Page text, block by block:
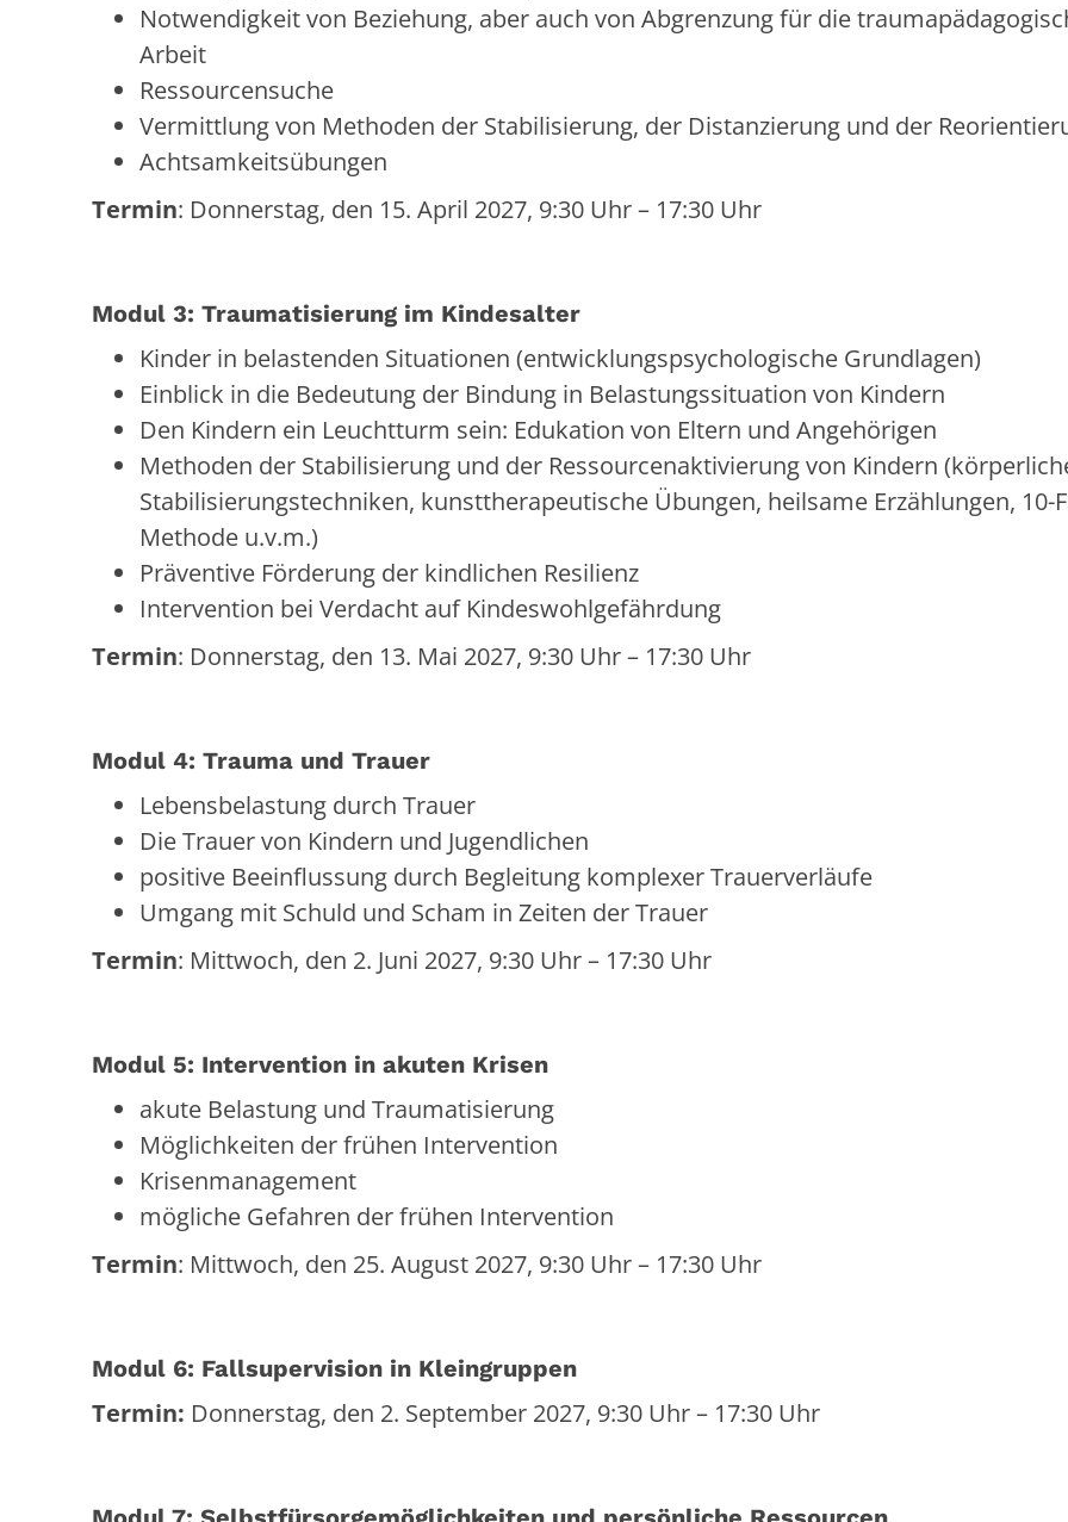
Notwendigkeit von Beziehung, aber auch von Abgrenzung für die
Arbeit
Ressourcensuche
Vermittlung von Methoden der Stabilisierung, der Distanzierung und der
Achtsamkeitsübungen
Termin: Donnerstag, den 15. April 2027, 9:30 Uhr – 17:30 Uhr
Modul 3: Traumatisierung im Kindesalter
Kinder in belastenden Situationen (entwicklungspsychologische Grundlagen)
Einblick in die Bedeutung der Bindung in Belastungssituation von Kindern
Den Kindern ein Leuchtturm sein: Edukation von Eltern und Angehörigen
Methoden der Stabilisierung und der Ressourcenaktivierung von Kindern
Stabilisierungstechniken, kunsttherapeutische Übungen, heilsame Erzählungen, 10-
Methode u.v.m.)
Präventive Förderung der kindlichen Resilienz
Intervention bei Verdacht auf Kindeswohlgefährdung
Termin: Donnerstag, den 13. Mai 2027, 9:30 Uhr – 17:30 Uhr
Modul 4: Trauma und Trauer
Lebensbelastung durch Trauer
Die Trauer von Kindern und Jugendlichen
positive Beeinflussung durch Begleitung komplexer Trauerverläufe
Umgang mit Schuld und Scham in Zeiten der Trauer
Termin: Mittwoch, den 2. Juni 2027, 9:30 Uhr – 17:30 Uhr
Modul 5: Intervention in akuten Krisen
akute Belastung und Traumatisierung
Möglichkeiten der frühen Intervention
Krisenmanagement
mögliche Gefahren der frühen Intervention
Termin: Mittwoch, den 25. August 2027, 9:30 Uhr – 17:30 Uhr
Modul 6: Fallsupervision in Kleingruppen
Termin: Donnerstag, den 2. September 2027, 9:30 Uhr – 17:30 Uhr